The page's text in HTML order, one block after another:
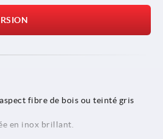
fibre de bois ou teinté gris
en inox brillant.